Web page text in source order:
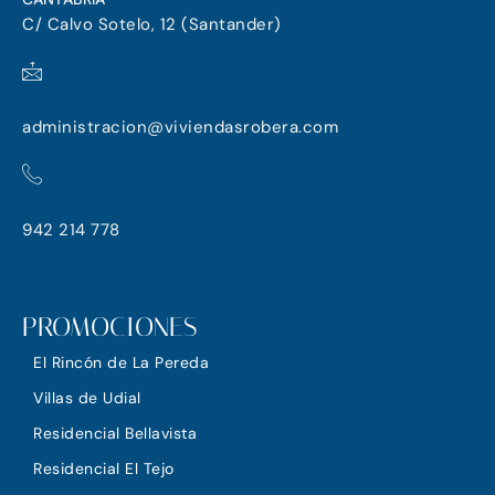
C/ Calvo Sotelo, 12 (Santander)
administracion@viviendasrobera.com
942 214 778
PROMOCIONES
El Rincón de La Pereda
Villas de Udial
Residencial Bellavista
Residencial El Tejo